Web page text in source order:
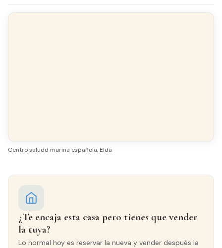
Centro saludd marina española, Elda
¿Te encaja esta casa pero tienes que vender
la tuya?
Lo normal hoy es reservar la nueva y vender después la